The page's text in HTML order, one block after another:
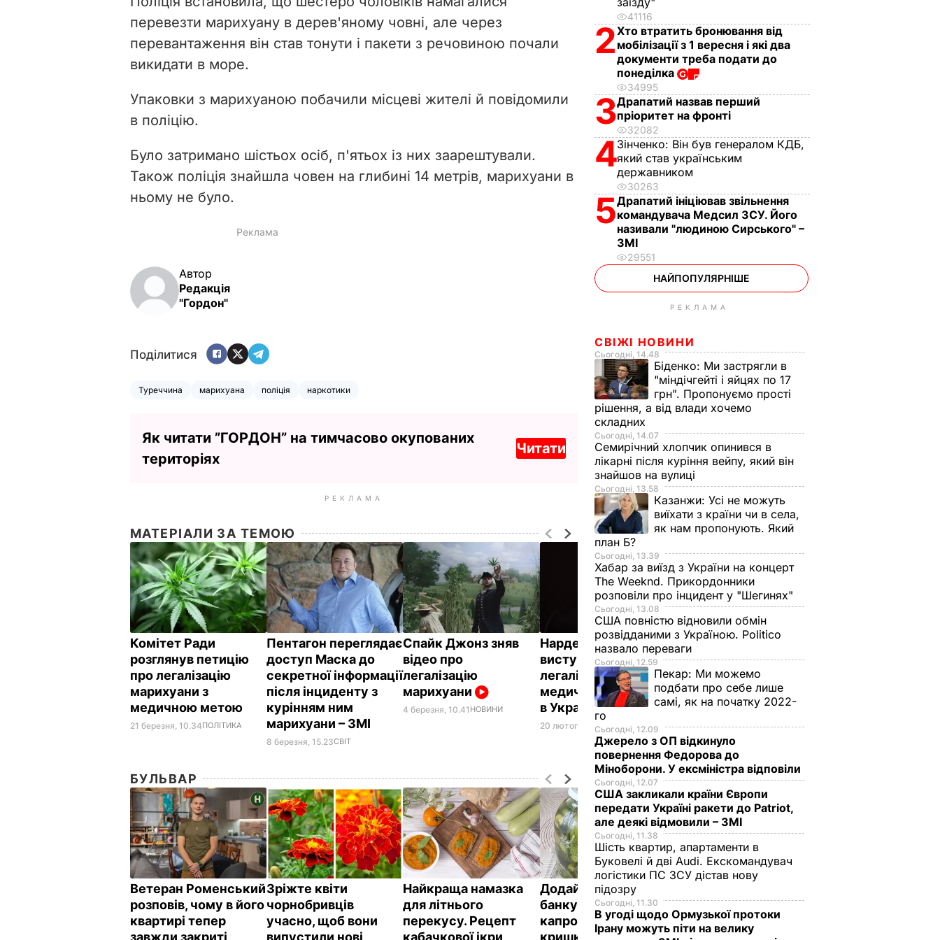
i
d
o
перевезти марихуану в дерев'яному човні, але через
перевантаження він став тонути і пакети з речовиною почали
викидати в море.
Упаковки з марихуаною побачили місцеві жителі й повідомили
в поліцію.
Було затримано шістьох осіб, п'ятьох із них заарештували.
Також поліція знайшла човен на глибині 14 метрів, марихуани в
ньому не було.
Автор
Редакція
"Гордон"
Поділитися
Туреччина марихуана поліція наркотики
Як читати ”ГОРДОН” на тимчасово окупованих
територіях
Читати
РЕКЛАМА
МАТЕРІАЛИ ЗА ТЕМОЮ
Комітет Ради
розглянув петицію
про легалізацію
марихуани з
медичною метою
21 березня, 10.34ПОЛІТИКА
Пентагон переглядає
доступ Маска до
секретної інформації
після інциденту з
курінням ним
марихуани – ЗМІ
8 березня, 15.23СВІТ
Спайк Джонз зняв
відео про
легалізацію
марихуани
4 березня, 10.41 НОВИНИ
Нардеп Дерев'янко
виступив за
легалізацію
медичної марихуани
в Україні
20 лютого, 19.07 ПОЛІТИКА
БУЛЬВАР
Ветеран Роменський
розповів, чому в його
квартирі тепер
завжди закриті
Зріжте квіти
чорнобривців
учасно, щоб вони
випустили нові
Найкраща намазка
для літнього
перекусу. Рецепт
кабачкової ікри
Додайте це в кожну
банку – й огірки під
капроновою
кришкою не
зібрати до цієї дати,
інакше вона згниє.
Дачники розкрили
41116
2Хто втратить бронювання від
мобілізації з 1 вересня і які два
документи треба подати до
понеділка
34995
3Драпатий назвав перший
пріоритет на фронті
32082
4Зінченко: Він був генералом КДБ,
який став українським
державником
30263
5Драпатий ініціював звільнення
командувача Медсил ЗСУ. Його
називали "людиною Сирського" –
ЗМІ
29551
НАЙПОПУЛЯРНІШЕ
РЕКЛАМА
СВІЖІ НОВИНИ
Сьогодні, 14.48
Біденко: Ми застрягли в
"міндічгейті і яйцях по 17
грн". Пропонуємо прості
рішення, а від влади хочемо
складних
Сьогодні, 14.07
Семирічний хлопчик опинився в
лікарні після куріння вейпу, який він
знайшов на вулиці
Сьогодні, 13.58
Казанжи: Усі не можуть
виїхати з країни чи в села,
як нам пропонують. Який
план Б?
Сьогодні, 13.39
Хабар за виїзд з України на концерт
The Weeknd. Прикордонники
розповіли про інцидент у "Шегинях"
Сьогодні, 13.08
США повністю відновили обмін
розвідданими з Україною. Politico
назвало переваги
Сьогодні, 12.59
Пекар: Ми можемо
подбати про себе лише
самі, як на початку 2022-
го
Сьогодні, 12.09
Джерело з ОП відкинуло
повернення Федорова до
Міноборони. У ексміністра відповіли
Сьогодні, 12.07
США закликали країни Європи
передати Україні ракети до Patriot,
але деякі відмовили – ЗМІ
Сьогодні, 11.38
Шість квартир, апартаменти в
Буковелі й дві Audi. Екскомандувач
логістики ПС ЗСУ дістав нову
підозру
Сьогодні, 11.30
В угоді щодо Ормузької протоки
Ірану можуть піти на велику